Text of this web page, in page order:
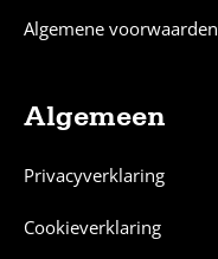
Algemene voorwaarden
Algemeen
Privacyverklaring
Cookieverklaring